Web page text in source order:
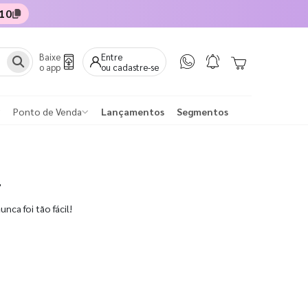
Baixe
o app
Entre
ou cadastre-se
Ponto de Venda Lançamentos Segmentos
foi tão fácil!